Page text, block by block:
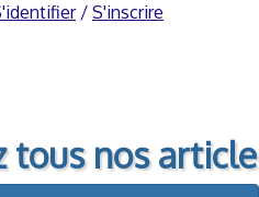
/ S'inscrire
nos